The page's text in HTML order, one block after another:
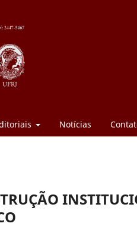
Notícias